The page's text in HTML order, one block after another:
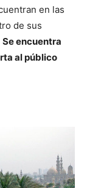
en las
de sus
Se encuentra
al público